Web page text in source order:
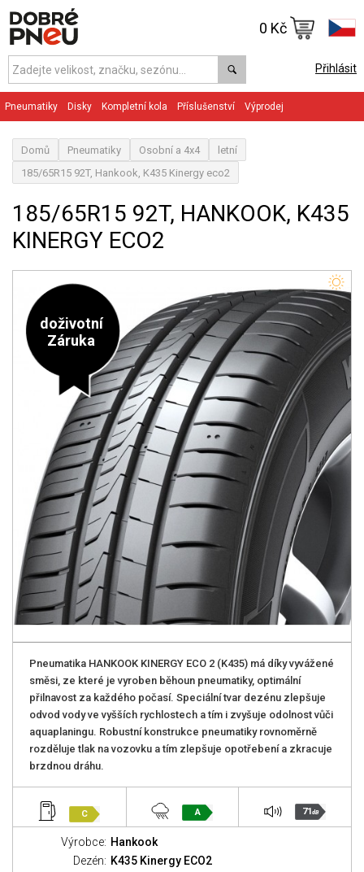
Přihlásit
0 Kč
Pneumatiky Disky Kompletní kola Příslušenství Výprodej
Domů Pneumatiky Osobní a 4x4
letní
185/65R15 92T, Hankook, K435 Kinergy eco2
185/65R15 92T, HANKOOK, K435
KINERGY ECO2
doživotní
Záruka
Pneumatika HANKOOK KINERGY ECO 2 (K435) má díky vyvážené
směsi, ze které je vyroben běhoun pneumatiky, optimální
přilnavost za každého počasí. Speciální tvar dezénu zlepšuje
odvod vody ve vyšších rychlostech a tím i zvyšuje odolnost vůči
aquaplaningu. Robustní konstrukce pneumatiky rovnoměrně
rozděluje tlak na vozovku a tím zlepšuje opotřebení a zkracuje
brzdnou dráhu.
C A 71dB
Výrobce: Hankook
Dezén: K435 Kinergy ECO2